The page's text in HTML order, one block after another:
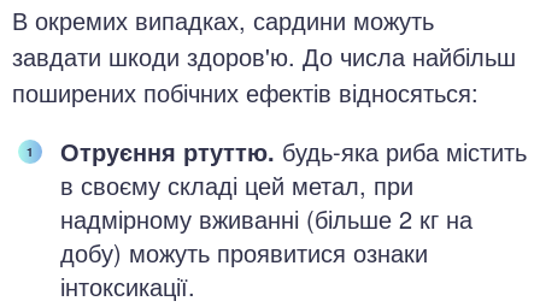
В окремих випадках, сардини можуть
завдати шкоди здоров'ю. До числа найбільш
поширених побічних ефектів відносяться:
Отруєння ртуттю. будь-яка риба містить
в своєму складі цей метал, при
надмірному вживанні (більше 2 кг на
добу) можуть проявитися ознаки
інтоксикації.